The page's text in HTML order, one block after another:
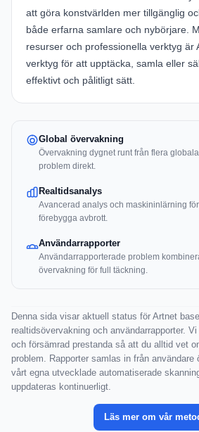
att göra konstvärlden mer tillgänglig
både erfarna samlare och nybörjare.
resurser och professionella verktyg är
verktyg för att upptäcka, samla eller
effektivt och pålitligt sätt.
Global övervakning
Övervakning dygnet runt från flera
problem direkt.
Realtidsanalys
Avancerad analys och maskininlärning
förebygga avbrott.
Användarrapporter
Användarrapporterade problem
övervakning för full täckning.
Denna sida visar aktuell status för Artnet
realtidsövervakning och användarrapporter.
och försämrad prestanda så att du alltid vet
problem. Rapporter samlas in från användare
vårt egna utvecklade automatiserade
uppdateras kontinuerligt.
Läs mer om vår